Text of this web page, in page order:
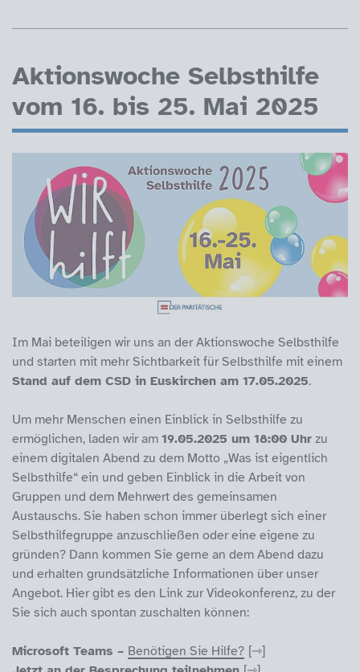
Aktionswoche Selbsthilfe
vom 16. bis 25. Mai 2025
Im Mai beteiligen wir uns an der Aktionswoche Selbsthilfe
und starten mit mehr Sichtbarkeit für Selbsthilfe mit einem
Stand auf dem CSD in Euskirchen am 17.05.2025.
Um mehr Menschen einen Einblick in Selbsthilfe zu
ermöglichen, laden wir am 19.05.2025 um 18:00 Uhr zu
einem digitalen Abend zu dem Motto „Was ist eigentlich
Selbsthilfe“ ein und geben Einblick in die Arbeit von
Gruppen und dem Mehrwert des gemeinsamen
Austauschs. Sie haben schon immer überlegt sich einer
Selbsthilfegruppe anzuschließen oder eine eigene zu
gründen? Dann kommen Sie gerne an dem Abend dazu
und erhalten grundsätzliche Informationen über unser
Angebot. Hier gibt es den Link zur Videokonferenz, zu der
Sie sich auch spontan zuschalten können:
Microsoft Teams – Benötigen Sie Hilfe?